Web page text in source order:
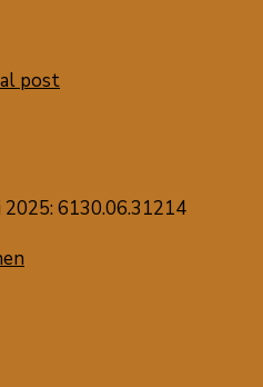
post
6130.06.31214